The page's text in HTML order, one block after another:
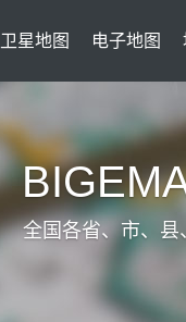
卫星地图 电子地图
全国各省、市、